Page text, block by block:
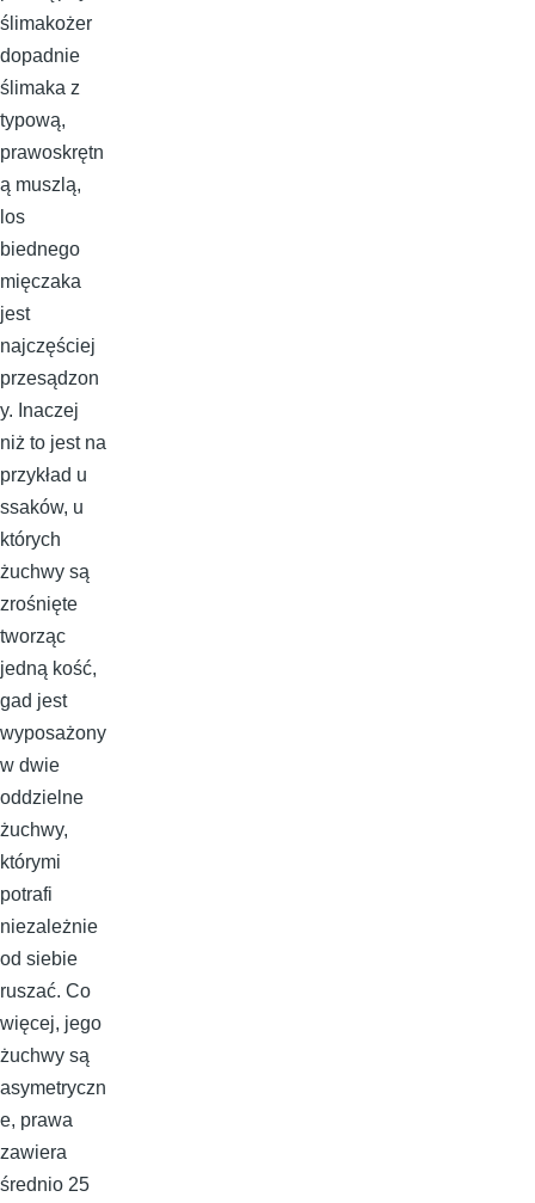
ślimakożer
dopadnie
ślimaka z
typową,
prawoskrętn
ą muszlą,
los
biednego
mięczaka
jest
najczęściej
przesądzon
y. Inaczej
niż to jest na
przykład u
ssaków, u
których
żuchwy są
zrośnięte
tworząc
jedną kość,
gad jest
wyposażony
w dwie
oddzielne
żuchwy,
którymi
potrafi
niezależnie
od siebie
ruszać. Co
więcej, jego
żuchwy są
asymetryczn
e, prawa
zawiera
średnio 25